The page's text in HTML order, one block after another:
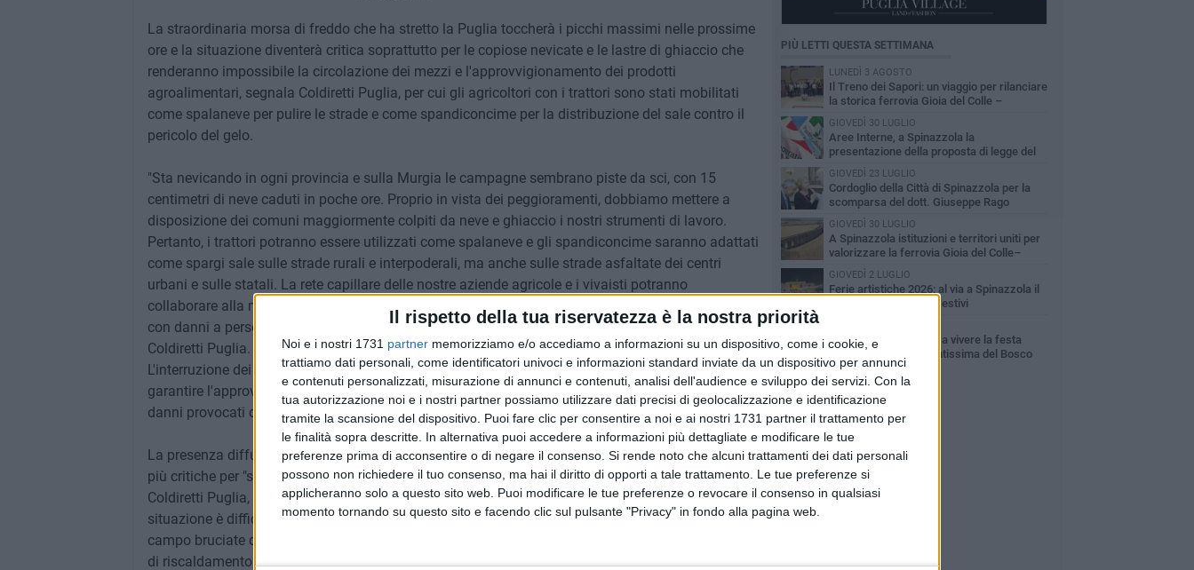
Il rispetto della tua riservatezza è la nostra priorità
Noi e i nostri 1731 partner memorizziamo e/o accediamo a informazioni su un dispositivo, come i cookie, e
trattiamo dati personali, come identificatori univoci e informazioni standard inviate da un dispositivo per annunci
e contenuti personalizzati, misurazione di annunci e contenuti, analisi dell'audience e sviluppo dei servizi. Con la
tua autorizzazione noi e i nostri partner possiamo utilizzare dati precisi di geolocalizzazione e identificazione
tramite la scansione del dispositivo. Puoi fare clic per consentire a noi e ai nostri 1731 partner il trattamento per
le finalità sopra descritte. In alternativa puoi accedere a informazioni più dettagliate e modificare le tue
preferenze prima di acconsentire o di negare il consenso. Si rende noto che alcuni trattamenti dei dati personali
possono non richiedere il tuo consenso, ma hai il diritto di opporti a tale trattamento. Le tue preferenze si
applicheranno solo a questo sito web. Puoi modificare le tue preferenze o revocare il consenso in qualsiasi
momento tornando su questo sito e facendo clic sul pulsante "Privacy" in fondo alla pagina web.
La straordinaria morsa di freddo che ha stretto la Puglia toccherà i picchi massimi nelle prossime
ore e la situazione diventerà critica soprattutto per le copiose nevicate e le lastre di ghiaccio che
renderanno impossibile la circolazione dei mezzi e l'approvvigionamento dei prodotti
agroalimentari, segnala Coldiretti Puglia, per cui gli agricoltori con i trattori sono stati mobilitati
come spalaneve per pulire le strade e come spandiconcime per la distribuzione del sale contro il
pericolo del gelo.
"Sta nevicando in ogni provincia e sulla Murgia le campagne sembrano piste da sci, con 15
centimetri di neve caduti in poche ore. Proprio in vista dei peggioramenti, dobbiamo mettere a
disposizione dei comuni maggiormente colpiti da neve e ghiaccio i nostri strumenti di lavoro.
Pertanto, i trattori potranno essere utilizzati come spalaneve e gli spandiconcime saranno adattati
come spargi sale sulle strade rurali e interpoderali, ma anche sulle strade asfaltate dei centri
urbani e sulle statali. La rete capillare delle nostre aziende agricole e i vivaisti potranno
collaborare alla messa in sicurezza degli alberi che sotto il peso della neve crollano sulle strade
con danni a persone e automezzi", chiama a raccolta i soci Savino Muraglia, Presidente di
Coldiretti Puglia.
L'interruzione dei collegamenti rischia di lasciare gli animali senza acqua e cibo per le difficoltà di
garantire l'approvvigionamento dei mangimi – aggiunge Coldiretti Puglia - per non parlare dei
danni provocati dal gelo alle condutture che portano l'acqua agli abbeveratoi.
La presenza diffusa degli agricoltori sul territorio assicura un intervento capillare anche nelle aree
più critiche per "scongiurare il rischio di isolamento delle abitazioni – continua il Direttore della
Coldiretti Puglia, Angelo Corsetti - soprattutto nelle zone più impervie, interne e montane. La
situazione è difficile nelle città, nei paesi e nelle campagne dove ci sono le coltivazioni invernali in
campo bruciate dal gelo come cavoli, verze, cicorie e broccoli e si registra una impennata dei costi
di riscaldamento delle serre".
PIÙ LETTI QUESTA SETTIMANA
LUNEDÌ 3 AGOSTO
Il Treno dei Sapori: un viaggio per rilanciare
la storica ferrovia Gioia del Colle –
Rocchetta Sant’Antonio
GIOVEDÌ 30 LUGLIO
Aree Interne, a Spinazzola la
presentazione della proposta di legge del
Partito Democratico
GIOVEDÌ 23 LUGLIO
Cordoglio della Città di Spinazzola per la
scomparsa del dott. Giuseppe Rago
GIOVEDÌ 30 LUGLIO
A Spinazzola istituzioni e territori uniti per
valorizzare la ferrovia Gioia del Colle–
Rocchetta Sant'Antonio
GIOVEDÌ 2 LUGLIO
Ferie artistiche 2026: al via a Spinazzola il
cartellone degli eventi estivi
Spinazzola si prepara a vivere la festa
patronale di Maria Santissima del Bosco